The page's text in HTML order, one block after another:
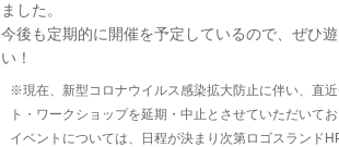
ました。
今後も定期的に開催を予定しているので、ぜひ
い！
※現在、新型コロナウイルス感染拡大防止に伴い、直
ト・ワークショップを延期・中止とさせていただいて
イベントについては、日程が決まり次第ロゴスランド